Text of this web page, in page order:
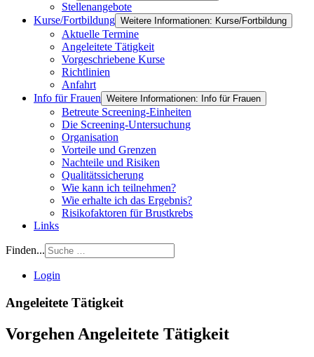
Stellenangebote
Kurse/Fortbildung Weitere Informationen: Kurse/Fortbildung
Aktuelle Termine
Angeleitete Tätigkeit
Vorgeschriebene Kurse
Richtlinien
Anfahrt
Info für Frauen Weitere Informationen: Info für Frauen
Betreute Screening-Einheiten
Die Screening-Untersuchung
Organisation
Vorteile und Grenzen
Nachteile und Risiken
Qualitätssicherung
Wie kann ich teilnehmen?
Wie erhalte ich das Ergebnis?
Risikofaktoren für Brustkrebs
Links
Finden...
Login
Angeleitete Tätigkeit
Vorgehen Angeleitete Tätigkeit